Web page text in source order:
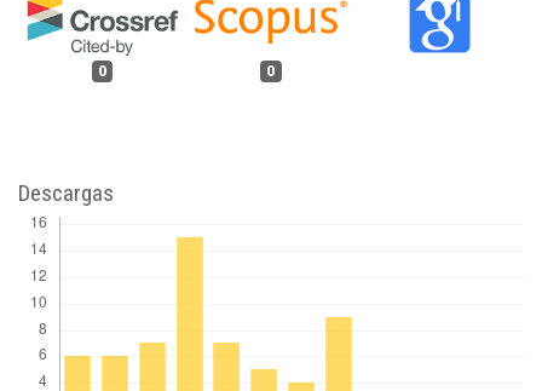
0 0
Descargas